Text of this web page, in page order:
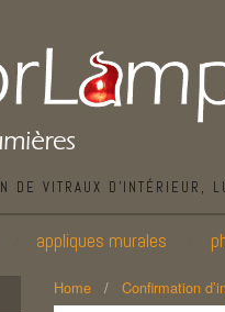
DE VITRAUX D’INTÉRIEUR,
appliques murales
Home / Confirmation